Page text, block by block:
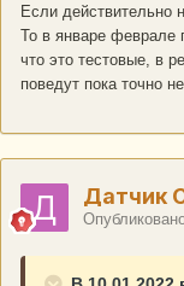
Если действительно
То в январе феврале
что это тестовые, в
поведут пока точно
Датчик